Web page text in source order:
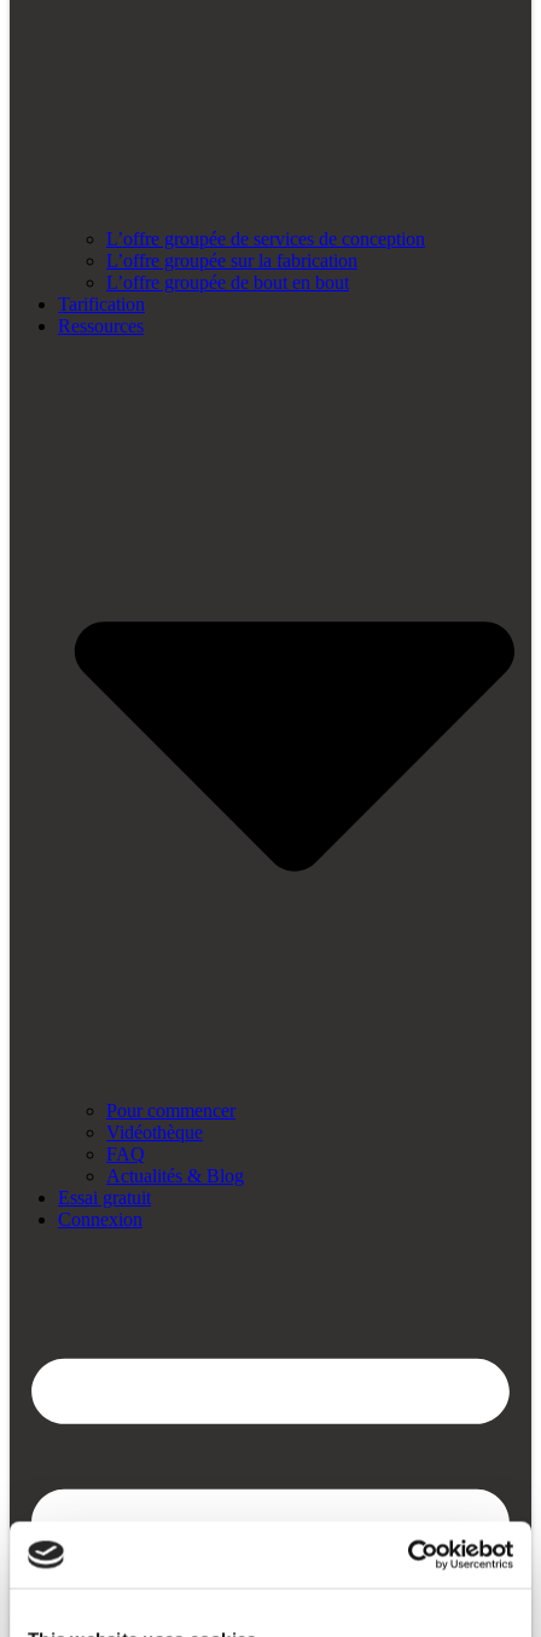
L’offre groupée de services de conception
L’offre groupée sur la fabrication
L’offre groupée de bout en bout
Tarification
Ressources
Pour commencer
Vidéothèque
FAQ
Actualités & Blog
Essai gratuit
Connexion